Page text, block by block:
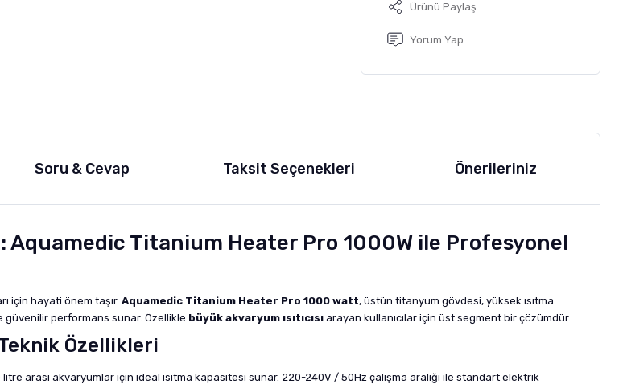
Ürünü Paylaş
Yorum Yap
Soru & Cevap Taksit Seçenekleri Önerileriniz
Aquamedic Titanium Heater Pro 1000W ile Profesyonel
için hayati önem taşır. Aquamedic Titanium Heater Pro 1000 watt, üstün titanyum gövdesi, yüksek ısıtma
güvenilir performans sunar. Özellikle büyük akvaryum ısıtıcısı arayan kullanıcılar için üst segment bir çözümdür.
Özellikleri
arası akvaryumlar için ideal ısıtma kapasitesi sunar. 220-240V / 50Hz çalışma aralığı ile standart elektrik